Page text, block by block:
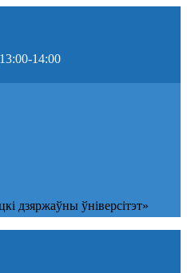
14:00
дзяржаўны ўніверсітэт»